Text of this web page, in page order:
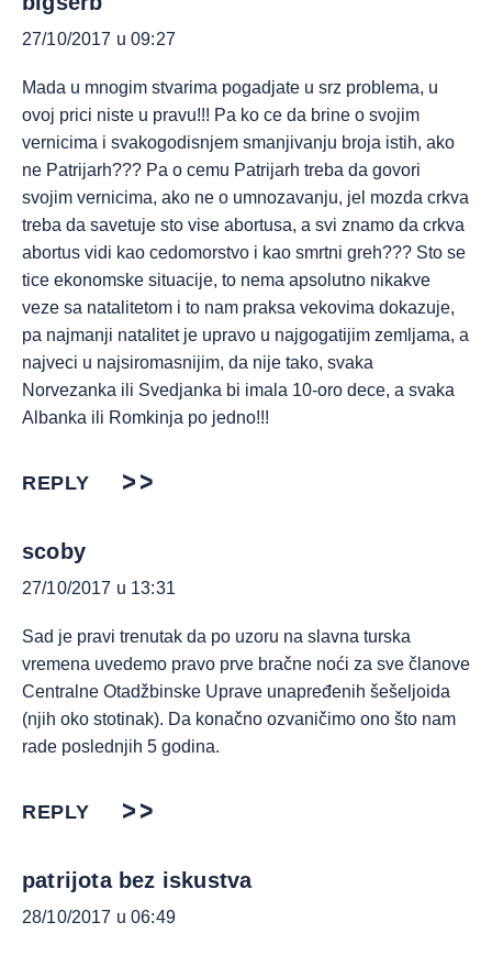
27/10/2017 u 09:27
Mada u mnogim stvarima pogadjate u srz problema, u
ovoj prici niste u pravu!!! Pa ko ce da brine o svojim
vernicima i svakogodisnjem smanjivanju broja istih, ako
ne Patrijarh??? Pa o cemu Patrijarh treba da govori
svojim vernicima, ako ne o umnozavanju, jel mozda crkva
treba da savetuje sto vise abortusa, a svi znamo da crkva
abortus vidi kao cedomorstvo i kao smrtni greh??? Sto se
tice ekonomske situacije, to nema apsolutno nikakve
veze sa natalitetom i to nam praksa vekovima dokazuje,
pa najmanji natalitet je upravo u najgogatijim zemljama, a
najveci u najsiromasnijim, da nije tako, svaka
Norvezanka ili Svedjanka bi imala 10-oro dece, a svaka
Albanka ili Romkinja po jedno!!!
REPLY
scoby
27/10/2017 u 13:31
Sad je pravi trenutak da po uzoru na slavna turska
vremena uvedemo pravo prve bračne noći za sve članove
Centralne Otadžbinske Uprave unapređenih šešeljoida
(njih oko stotinak). Da konačno ozvaničimo ono što nam
rade poslednjih 5 godina.
REPLY
patrijota bez iskustva
28/10/2017 u 06:49